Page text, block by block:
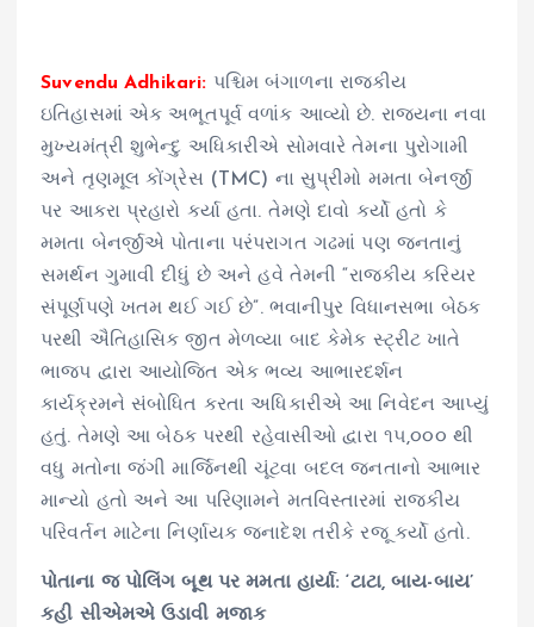
Suvendu Adhikari: પશ્ચિમ બંગાળના રાજકીય
ઇતિહાસમાં એક અભૂતપૂર્વ વળાંક આવ્યો છે. રાજ્યના નવા
મુખ્યમંત્રી શુભેન્દુ અધિકારીએ સોમવારે તેમના પુરોગામી
અને તૃણમૂલ કોંગ્રેસ (TMC) ના સુપ્રીમો મમતા બેનર્જી
પર આકરા પ્રહારો કર્યા હતા. તેમણે દાવો કર્યો હતો કે
મમતા બેનર્જીએ પોતાના પરંપરાગત ગઢમાં પણ જનતાનું
સમર્થન ગુમાવી દીધું છે અને હવે તેમની “રાજકીય કરિયર
સંપૂર્ણપણે ખતમ થઈ ગઈ છે”. ભવાનીપુર વિધાનસભા બેઠક
પરથી ઐતિહાસિક જીત મેળવ્યા બાદ કેમેક સ્ટ્રીટ ખાતે
ભાજપ દ્વારા આયોજિત એક ભવ્ય આભારદર્શન
કાર્યક્રમને સંબોધિત કરતા અધિકારીએ આ નિવેદન આપ્યું
હતું. તેમણે આ બેઠક પરથી રહેવાસીઓ દ્વારા ૧૫,૦૦૦ થી
વધુ મતોના જંગી માર્જિનથી ચૂંટવા બદલ જનતાનો આભાર
માન્યો હતો અને આ પરિણામને મતવિસ્તારમાં રાજકીય
પરિવર્તન માટેના નિર્ણાયક જનાદેશ તરીકે રજૂ કર્યો હતો.
પોતાના જ પોલિંગ બૂથ પર મમતા હાર્યા: ‘ટાટા, બાય-બાય’
કહી સીએમએ ઉડાવી મજાક